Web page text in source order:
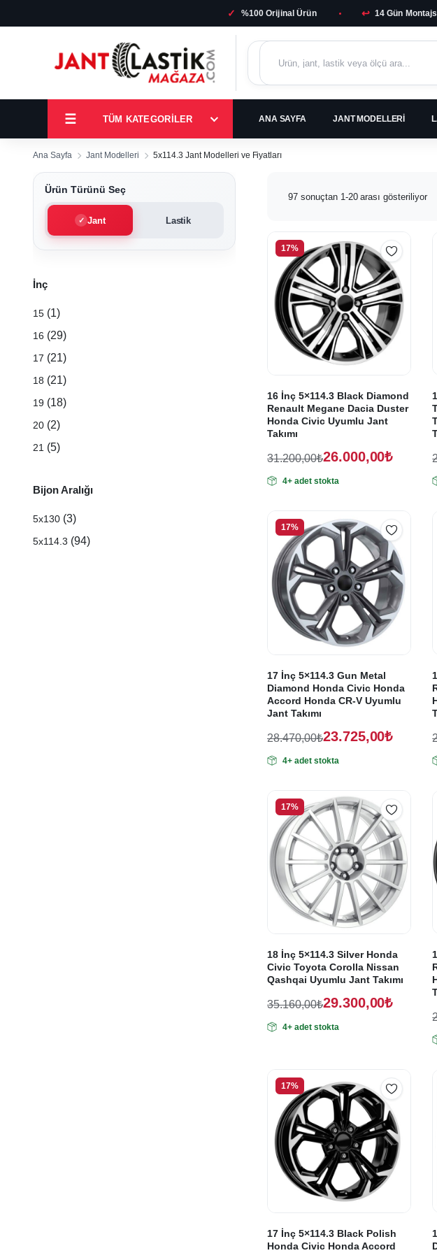
✓ %100 Orijinal Ürün ↩ 14 Gün
TÜM KATEGORILER ANA SAYFA JANT MODELLERI
Ana Sayfa Jant Modelleri 5x114.3 Jant Modelleri ve Fiyatları
97 sonuçtan 1-20 arası gösteriliyorEn
5x114.3
Jant
Modelleri
ve
Fiyatları
17%
16 İnç 5×114.3 Black Diamond
Renault Megane Dacia Duster
Honda Civic Uyumlu Jant
Takımı
31.200,00₺
Orijinal
fiyat:
26.000,00₺
Şu
andaki
26.000,00₺.
4+ adet stokta
17%
17 İnç 5×114.3 Gun Metal
Diamond Honda Civic Honda
Accord Honda CR-V Uyumlu
Jant Takımı
28.470,00₺
Orijinal
fiyat:
23.725,00₺
Şu
andaki
23.725,00₺.
4+ adet stokta
17%
18 İnç 5×114.3 Silver Honda
Civic Toyota Corolla Nissan
Qashqai Uyumlu Jant Takımı
35.160,00₺
Orijinal
fiyat:
29.300,00₺
Şu
andaki
4+ adet stokta
17%
17 İnç 5×114.3 Black Polish
Honda Civic Honda Accord
Ürün Türünü Seç
Jant Lastik
İnç
15 (1)
16 (29)
17 (21)
18 (21)
19 (18)
20 (2)
21 (5)
Bijon Aralığı
5x130 (3)
5x114.3 (94)